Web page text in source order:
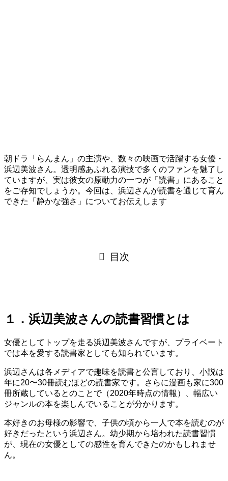
朝ドラ「らんまん」の主演や、数々の映画で活躍する女優・
浜辺美波さん。透明感あふれる演技で多くのファンを魅了し
ていますが、実は彼女の原動力の一つが「読書」にあること
をご存知でしょうか。今回は、浜辺さんが読書を通じて育ん
できた「静かな強さ」についてお伝えします
目次
１．浜辺美波さんの読書習慣とは
女優としてトップを走る浜辺美波さんですが、プライベート
では本を愛する読書家としても知られています。
浜辺さんは各メディアで趣味を読書と公言しており、小説は
年に20〜30冊読むほどの読書家です。さらに漫画も家に300
冊所蔵しているとのことで（2020年時点の情報）、幅広い
ジャンルの本を楽しんでいることが分かります。
本好きのお母様の影響で、子供の頃から一人で本を読むのが
好きだったという浜辺さん。幼少期から培われた読書習慣
が、現在の女優としての感性を育んできたのかもしれませ
ん。